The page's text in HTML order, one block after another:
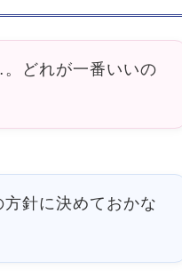
どれが一番いいの
針に決めておかな